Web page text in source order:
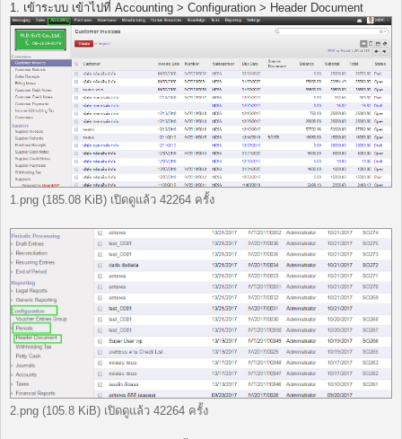
1. เข้าระบบ เข้าไปที่ Accounting > Configuration > Header Document
1.png (185.08 KiB) เปิดดูแล้ว 42264 ครั้ง
2.png (105.8 KiB) เปิดดูแล้ว 42264 ครั้ง